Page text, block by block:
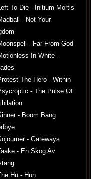
To Die - Initium Mortis
- Not Your
- Far From God
In White -
The Hero - Within
- The Pulse Of
- Boom Bang
- Gateways
- En Skog Av
Hu - Hun